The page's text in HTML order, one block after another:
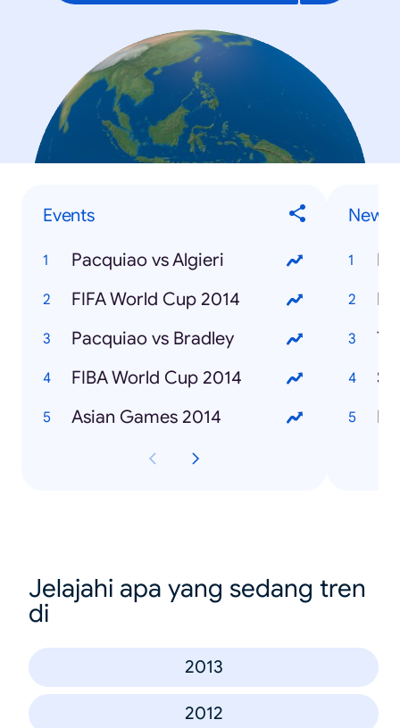
Events
Pacquiao vs Algieri
FIFA World Cup 2014
Pacquiao vs Bradley
FIBA World Cup 2014
Asian Games 2014
News
Jelajahi apa yang sedang tren
di
2013
2012